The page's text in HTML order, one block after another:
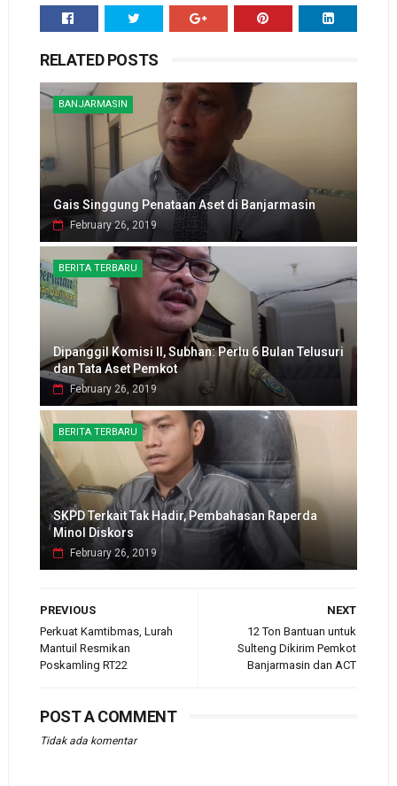
RELATED POSTS
BANJARMASIN
Gais Singgung Penataan Aset di Banjarmasin
February 26, 2019
BERITA TERBARU
Dipanggil Komisi II, Subhan: Perlu 6 Bulan Telusuri
dan Tata Aset Pemkot
February 26, 2019
BERITA TERBARU
SKPD Terkait Tak Hadir, Pembahasan Raperda
Minol Diskors
February 26, 2019
NEXT
12 Ton Bantuan untuk
Sulteng Dikirim Pemkot
Banjarmasin dan ACT
PREVIOUS
Perkuat Kamtibmas, Lurah
Mantuil Resmikan
Poskamling RT22
POST A COMMENT
Tidak ada komentar